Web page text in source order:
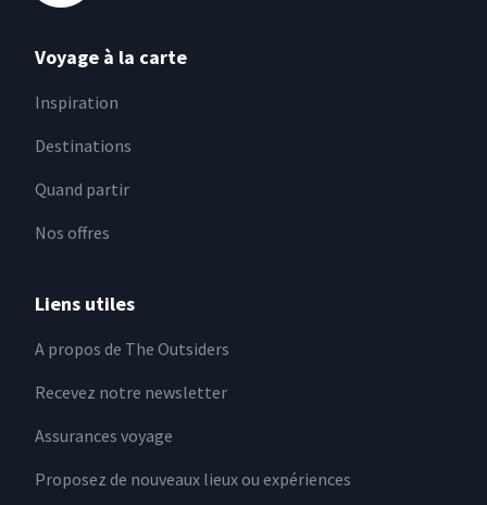
Voyage à la carte
Inspiration
Destinations
Quand partir
Nos offres
Liens utiles
A propos de The Outsiders
Recevez notre newsletter
Assurances voyage
Proposez de nouveaux lieux ou expériences